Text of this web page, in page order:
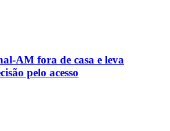
AM fora de casa e leva
pelo acesso